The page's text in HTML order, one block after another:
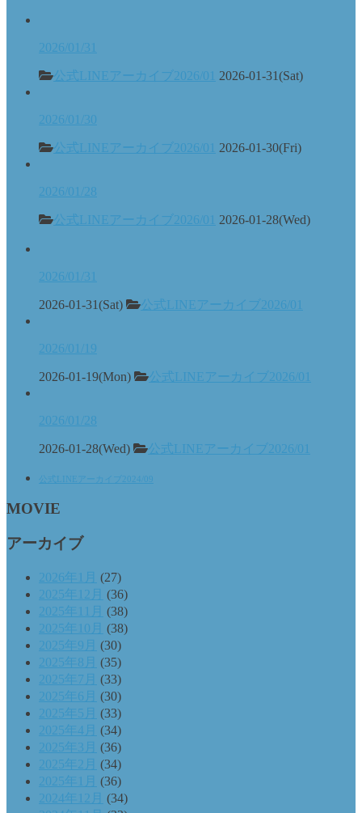
2026/01/31
公式LINEアーカイブ2026/01 2026-01-31(Sat)
2026/01/30
公式LINEアーカイブ2026/01 2026-01-30(Fri)
2026/01/28
公式LINEアーカイブ2026/01 2026-01-28(Wed)
2026/01/31
2026-01-31(Sat) 公式LINEアーカイブ2026/01
2026/01/19
2026-01-19(Mon) 公式LINEアーカイブ2026/01
2026/01/28
2026-01-28(Wed) 公式LINEアーカイブ2026/01
公式LINEアーカイブ2024/09
MOVIE
アーカイブ
2026年1月 (27)
2025年12月 (36)
2025年11月 (38)
2025年10月 (38)
2025年9月 (30)
2025年8月 (35)
2025年7月 (33)
2025年6月 (30)
2025年5月 (33)
2025年4月 (34)
2025年3月 (36)
2025年2月 (34)
2025年1月 (36)
2024年12月 (34)